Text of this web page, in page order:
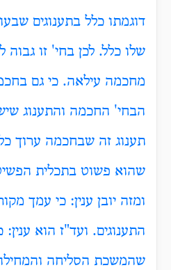
דוגמתו כלל בתענוגים
שלו כלל. לכן בחי' זו
מחכמה עילאה. כי גם
הבחי' החכמה והתענוג
תענוג זה שבחכמה ערוך
שהוא פשוט בתכלית
ומזה יובן ענין: כי עמך
התענוגים. ועד"ז הוא
שהמשכת הסליחה